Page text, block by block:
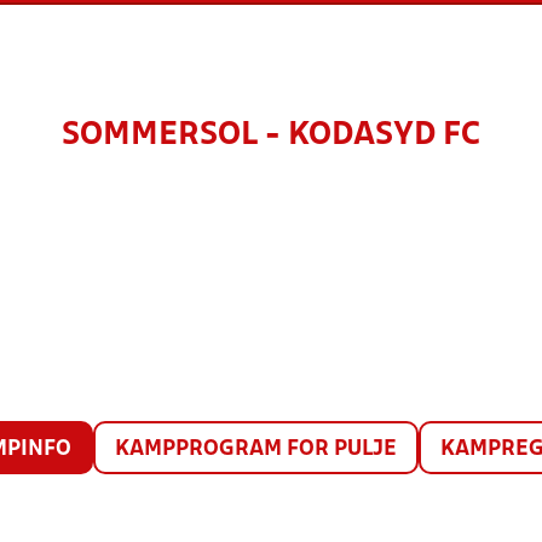
SOMMERSOL - KODASYD FC
KAMPPROGRAM FOR PULJE